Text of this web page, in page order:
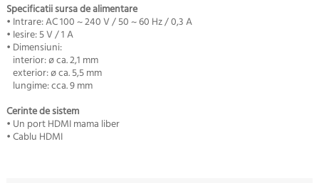
Specificatii sursa de alimentare
• Intrare: AC 100 ~ 240 V / 50 ~ 60 Hz / 0,3 A
• Iesire: 5 V / 1 A
• Dimensiuni:
interior: ø ca. 2,1 mm
exterior: ø ca. 5,5 mm
lungime: cca. 9 mm
Cerinte de sistem
• Un port HDMI mama liber
• Cablu HDMI